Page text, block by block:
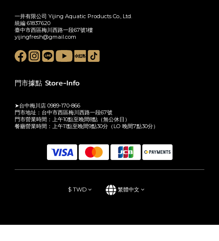
一井有限公司 Yijing Aquatic Products Co., Ltd.
統編 61837620
臺中市西區梅川西路一段67號1樓
yijingfresh@gmail.com
門市據點 Store-Info
➤台中梅川店 0989-170-866
門市地址：台中市西區梅川西路一段67號
門市營業時間：上午10點至晚間8點（無公休日）
餐廳營業時間：上午11點至晚間9點30分（LO 晚間7點30分）
$ TWD 繁體中文